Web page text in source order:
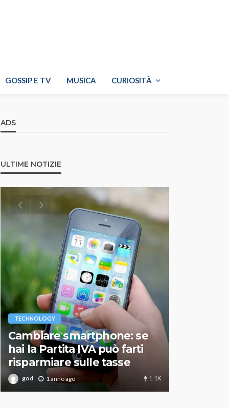
GOSSIP E TV MUSICA CURIOSITÀ
ADS
ULTIME NOTIZIE
TECHNOLOGY
Cambiare smartphone: se
hai la Partita IVA può farti
risparmiare sulle tasse
god 1 anno ago 1.1K